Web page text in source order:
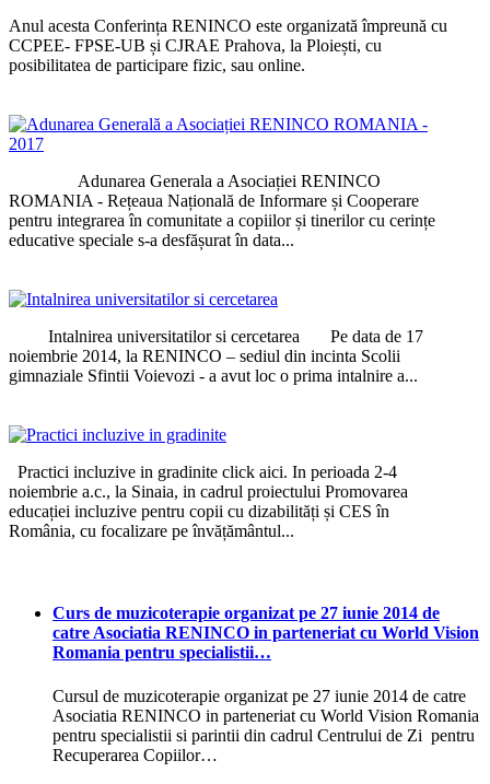
Anul acesta Conferința RENINCO este organizată împreună cu
CCPEE- FPSE-UB și CJRAE Prahova, la Ploiești, cu
posibilitatea de participare fizic, sau online.
Adunarea Generala a Asociației RENINCO
ROMANIA - Rețeaua Națională de Informare și Cooperare
pentru integrarea în comunitate a copiilor și tinerilor cu cerințe
educative speciale s-a desfășurat în data...
Intalnirea universitatilor si cercetarea Pe data de 17
noiembrie 2014, la RENINCO – sediul din incinta Scolii
gimnaziale Sfintii Voievozi - a avut loc o prima intalnire a...
Practici incluzive in gradinite click aici. In perioada 2-4
noiembrie a.c., la Sinaia, in cadrul proiectului Promovarea
educației incluzive pentru copii cu dizabilități și CES în
România, cu focalizare pe învățământul...
Curs de muzicoterapie organizat pe 27 iunie 2014 de
catre Asociatia RENINCO in parteneriat cu World Vision
Romania pentru specialistii…
Cursul de muzicoterapie organizat pe 27 iunie 2014 de catre
Asociatia RENINCO in parteneriat cu World Vision Romania
pentru specialistii si parintii din cadrul Centrului de Zi pentru
Recuperarea Copiilor…